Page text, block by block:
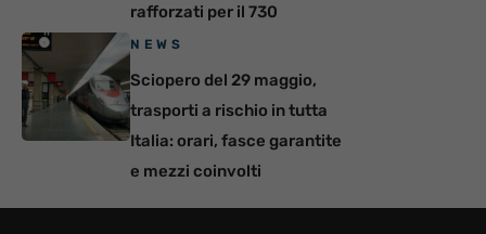
rafforzati per il 730
NEWS
Sciopero del 29 maggio,
trasporti a rischio in tutta
Italia: orari, fasce garantite
e mezzi coinvolti